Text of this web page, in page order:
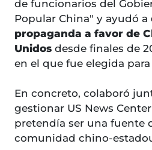
de funcionarios del
Popular China" y ayudó a
propaganda a favor de
Unidos desde finales de
en el que fue elegida
En concreto, colaboró
gestionar US News
pretendía ser una fuente
comunidad chino-